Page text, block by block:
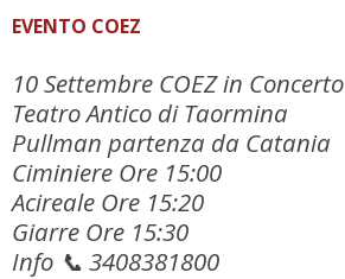
EVENTO COEZ
10 Settembre COEZ in Concerto
Teatro Antico di Taormina
Pullman partenza da Catania
Ciminiere Ore 15:00
Acireale Ore 15:20
Giarre Ore 15:30
Info 📞 3408381800